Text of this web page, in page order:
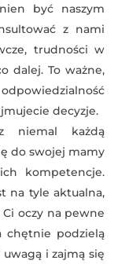
być naszym
z nami
trudności w
dalej. To ważne,
decyzje.
niemal każdą
do swojej mamy
kompetencje.
na tyle aktualna,
oczy na pewne
chętnie podzielą
i zajmą się